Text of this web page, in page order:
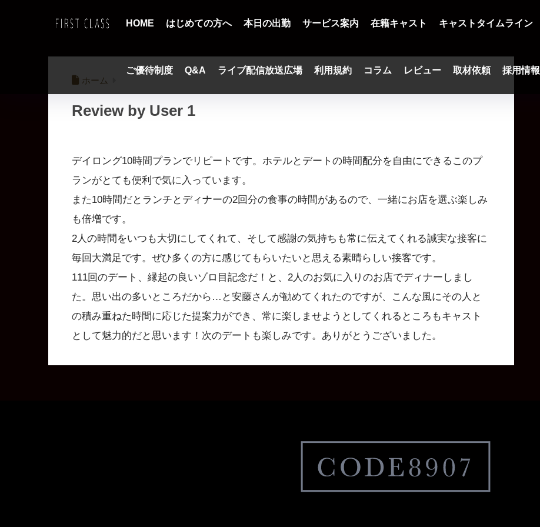
HOME はじめての方へ 本日の出勤 サービス案内 在籍キャスト キャストタイムライン
ご優待制度 Q&A ライブ配信放送広場 利用規約 コラム レビュー 取材依頼 採用情報
ホーム
Review by User 1
デイロング10時間プランでリピートです。ホテルとデートの時間配分を自由にできるこのプ
ランがとても便利で気に入っています。
また10時間だとランチとディナーの2回分の食事の時間があるので、一緒にお店を選ぶ楽しみ
も倍増です。
2人の時間をいつも大切にしてくれて、そして感謝の気持ちも常に伝えてくれる誠実な接客に
毎回大満足です。ぜひ多くの方に感じてもらいたいと思える素晴らしい接客です。
111回のデート、縁起の良いゾロ目記念だ！と、2人のお気に入りのお店でディナーしまし
た。思い出の多いところだから…と安藤さんが勧めてくれたのですが、こんな風にその人と
の積み重ねた時間に応じた提案力ができ、常に楽しませようとしてくれるところもキャスト
として魅力的だと思います！次のデートも楽しみです。ありがとうございました。